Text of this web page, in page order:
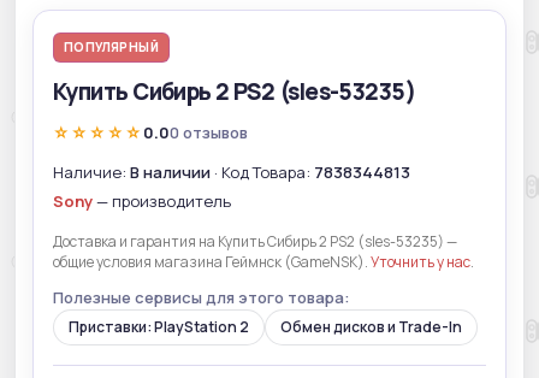
ПОПУЛЯРНЫЙ
Купить Сибирь 2 PS2 (sles-53235)
☆☆☆☆☆ 0.00 отзывов
Наличие: В наличии · Код Товара: 7838344813
Sony— производитель
Доставка и гарантия на Купить Сибирь 2 PS2 (sles-53235) —
общие условия магазина Геймнск (GameNSK).Уточнить у нас.
Полезные сервисы для этого товара:
Приставки: PlayStation 2 Обмен дисков и Trade-In